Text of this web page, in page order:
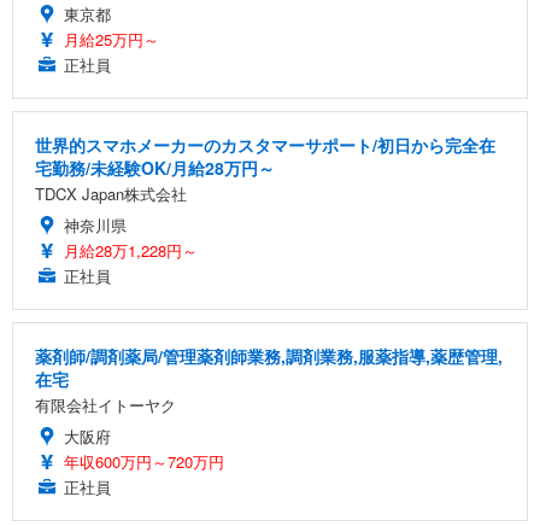
東京都
月給25万円～
正社員
世界的スマホメーカーのカスタマーサポート/初日から完全在
宅勤務/未経験OK/月給28万円～
TDCX Japan株式会社
神奈川県
月給28万1,228円～
正社員
薬剤師/調剤薬局/管理薬剤師業務,調剤業務,服薬指導,薬歴管理,
在宅
有限会社イトーヤク
大阪府
年収600万円～720万円
正社員